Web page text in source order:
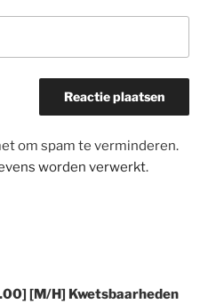
om spam te verminderen.
worden verwerkt.
[M/H] Kwetsbaarheden